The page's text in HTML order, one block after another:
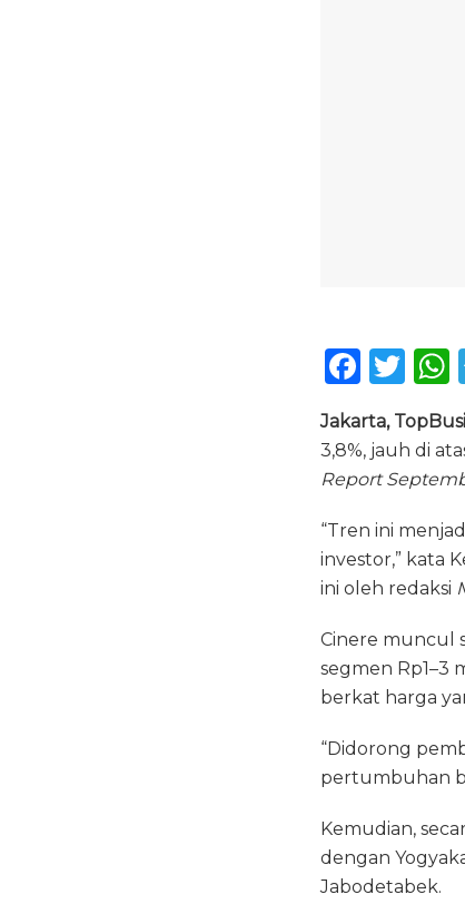
F
c
e
o
o
T
w
it
te
h
Jakarta,
3,8%, jauh di
Report
“Tren ini
investor,” kata
ini oleh redaksi
Cinere muncul
segmen Rp1–3
berkat harga
“Didorong
pertumbuhan
Kemudian,
dengan
Jabodetabek.